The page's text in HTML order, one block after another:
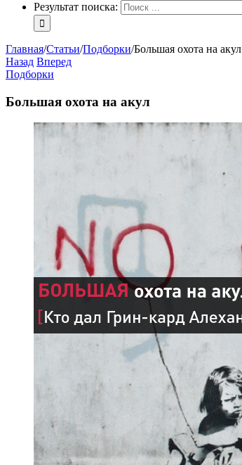
Результат поиска:
Главная/Статьи/Подборки/Большая охота на акул
Назад Вперед
Подборки
Большая охота на акул